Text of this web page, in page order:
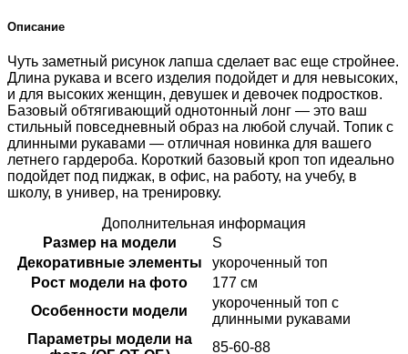
Описание
Чуть заметный рисунок лапша сделает вас еще стройнее.
Длина рукава и всего изделия подойдет и для невысоких,
и для высоких женщин, девушек и девочек подростков.
Базовый обтягивающий однотонный лонг — это ваш
стильный повседневный образ на любой случай. Топик с
длинными рукавами — отличная новинка для вашего
летнего гардероба. Короткий базовый кроп топ идеально
подойдет под пиджак, в офис, на работу, на учебу, в
школу, в универ, на тренировку.
Дополнительная информация
Размер на модели
S
Декоративные элементы
укороченный топ
Рост модели на фото
177 см
Особенности модели
укороченный топ с
длинными рукавами
Параметры модели на
85-60-88